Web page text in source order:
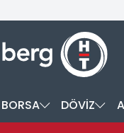
BORSA DÖVİZ